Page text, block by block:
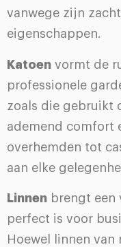
vanwege zijn
eigenschappen.
Katoen vormt de
professionele
zoals die gebruikt
ademend comfort
overhemden tot
aan elke
Linnen brengt een
perfect is voor
Hoewel linnen